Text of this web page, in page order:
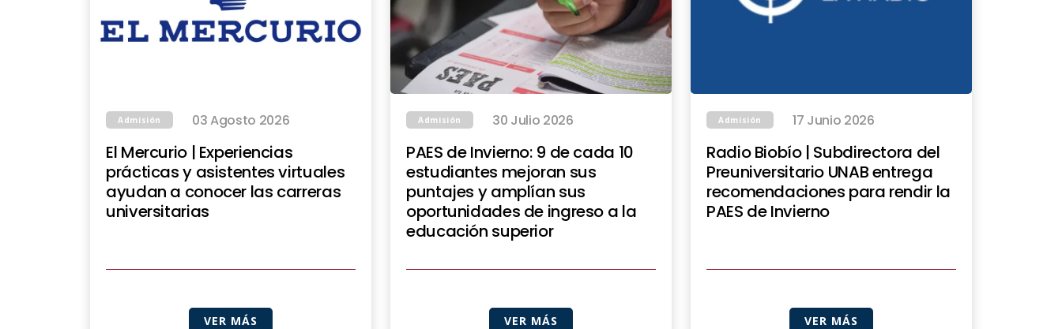
Admisión 03 Agosto 2026
El Mercurio | Experiencias
prácticas y asistentes virtuales
ayudan a conocer las carreras
universitarias
VER MÁS
Admisión 30 Julio 2026
PAES de Invierno: 9 de cada 10
estudiantes mejoran sus
puntajes y amplían sus
oportunidades de ingreso a la
educación superior
VER MÁS
Admisión 17 Junio 2026
Radio Biobío | Subdirectora del
Preuniversitario UNAB entrega
recomendaciones para rendir la
PAES de Invierno
VER MÁS